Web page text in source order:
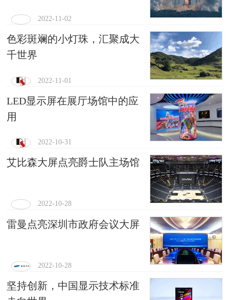
2022-11-02
色彩斑斓的小灯珠，汇聚成大
千世界
2022-11-01
LED显示屏在展厅场馆中的应
用
2022-10-31
艾比森大屏点亮爵士队主场馆
2022-10-28
雷曼点亮深圳市政府会议大屏
2022-10-28
坚持创新，中国显示技术标准